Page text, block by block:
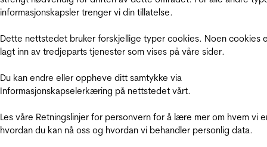
informasjonskapsler trenger vi din tillatelse.
Dette nettstedet bruker forskjellige typer cookies. Noen cookies
lagt inn av tredjeparts tjenester som vises på våre sider.
Du kan endre eller oppheve ditt samtykke via
Informasjonskapselerkæring på nettstedet vårt.
Les våre Retningslinjer for personvern for å lære mer om hvem vi
hvordan du kan nå oss og hvordan vi behandler personlig data.